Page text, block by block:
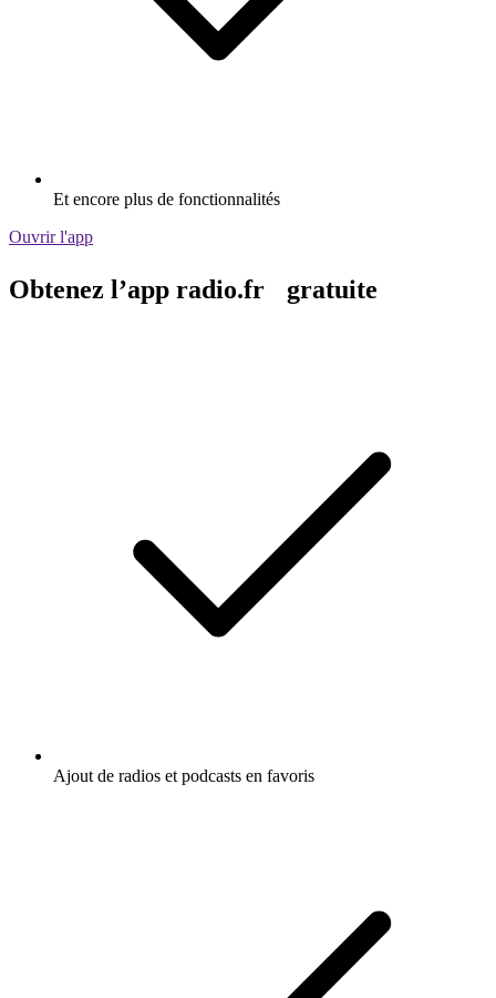
Et encore plus de fonctionnalités
Ouvrir l'app
Obtenez l’app radio.fr gratuite
Ajout de radios et podcasts en favoris